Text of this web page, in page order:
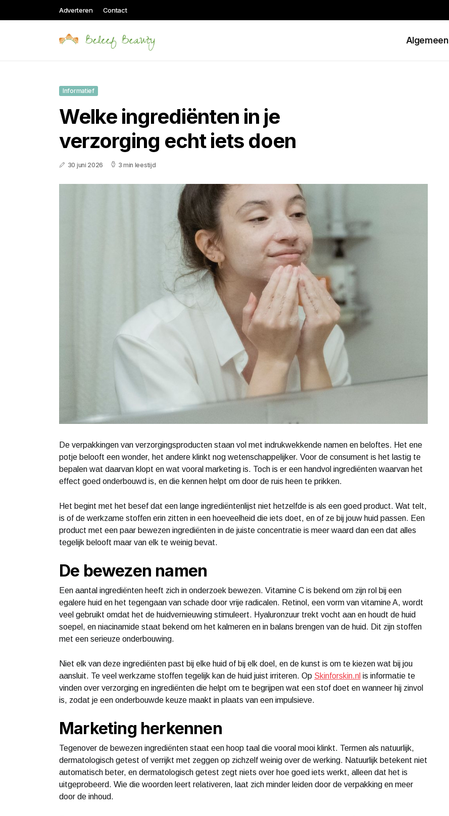
Adverteren Contact
Algemeen
Informatief
Welke ingrediënten in je
verzorging echt iets doen
30 juni 2026 3 min leestijd
De verpakkingen van verzorgingsproducten staan vol met indrukwekkende namen en beloftes. Het ene
potje belooft een wonder, het andere klinkt nog wetenschappelijker. Voor de consument is het lastig te
bepalen wat daarvan klopt en wat vooral marketing is. Toch is er een handvol ingrediënten waarvan het
effect goed onderbouwd is, en die kennen helpt om door de ruis heen te prikken.
Het begint met het besef dat een lange ingrediëntenlijst niet hetzelfde is als een goed product. Wat telt,
is of de werkzame stoffen erin zitten in een hoeveelheid die iets doet, en of ze bij jouw huid passen. Een
product met een paar bewezen ingrediënten in de juiste concentratie is meer waard dan een dat alles
tegelijk belooft maar van elk te weinig bevat.
De bewezen namen
Een aantal ingrediënten heeft zich in onderzoek bewezen. Vitamine C is bekend om zijn rol bij een
egalere huid en het tegengaan van schade door vrije radicalen. Retinol, een vorm van vitamine A, wordt
veel gebruikt omdat het de huidvernieuwing stimuleert. Hyaluronzuur trekt vocht aan en houdt de huid
soepel, en niacinamide staat bekend om het kalmeren en in balans brengen van de huid. Dit zijn stoffen
met een serieuze onderbouwing.
Niet elk van deze ingrediënten past bij elke huid of bij elk doel, en de kunst is om te kiezen wat bij jou
aansluit. Te veel werkzame stoffen tegelijk kan de huid juist irriteren. Op Skinforskin.nl is informatie te
vinden over verzorging en ingrediënten die helpt om te begrijpen wat een stof doet en wanneer hij zinvol
is, zodat je een onderbouwde keuze maakt in plaats van een impulsieve.
Marketing herkennen
Tegenover de bewezen ingrediënten staat een hoop taal die vooral mooi klinkt. Termen als natuurlijk,
dermatologisch getest of verrijkt met zeggen op zichzelf weinig over de werking. Natuurlijk betekent niet
automatisch beter, en dermatologisch getest zegt niets over hoe goed iets werkt, alleen dat het is
uitgeprobeerd. Wie die woorden leert relativeren, laat zich minder leiden door de verpakking en meer
door de inhoud.